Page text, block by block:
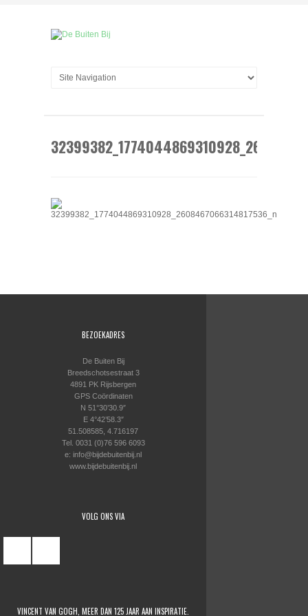
BEZOEKADRES
De Buiten Bij
Breedschotsestraat 3
4891 PK Rijsbergen
GPS Coördinaten
N 51°30’30.9″
E 4°42’58.3″
51.508585, 4.716197
Tel. 0031 (0)76 596 6093
e: info@bijdebuitenbij.nl
www.bijdebuitenbij.nl
VOLG ONS VIA
VINCENT VAN GOGH, MEER DAN 125 JAAR AAN INSPIRATIE.